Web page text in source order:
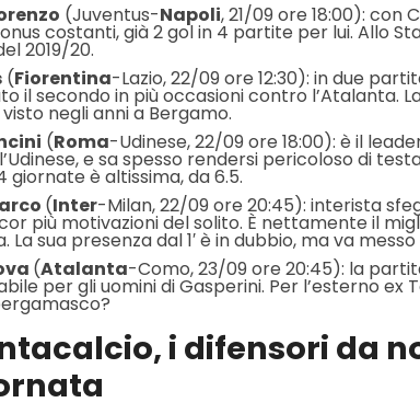
(Juventus-Napoli, 21/09 ore 18:00): con
costanti, già 2 gol in 4 partite per lui. Allo
2019/20.
(Fiorentina-Lazio, 22/09 ore 12:30): in due
il secondo in più occasioni contro l’Atalanta.
negli anni a Bergamo.
(Roma-Udinese, 22/09 ore 18:00): è il
e sa spesso rendersi pericoloso di
giornate è altissima, da 6.5.
(Inter-Milan, 22/09 ore 20:45): interista
più motivazioni del solito. È nettamente il
sua presenza dal 1′ è in dubbio, ma va
(Atalanta-Como, 23/09 ore 20:45): la
per gli uomini di Gasperini. Per l’esterno ex
i difensori da